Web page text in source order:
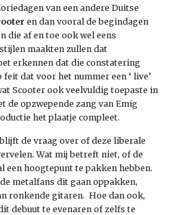
van een andere Duitse
en dan vooral de begindagen
die af en toe ook wel eens
maakten zullen dat
erkennen dat die constatering
dat voor het nummer een ‘ live’
Scooter ook veelvuldig toepaste in
de opzwepende zang van Emig
het plaatje compleet.
de vraag over of deze liberale
Wat mij betreft niet, of de
een hoogtepunt te pakken hebben.
metalfans dit gaan oppakken,
ronkende gitaren. Hoe dan ook,
debuut te evenaren of zelfs te